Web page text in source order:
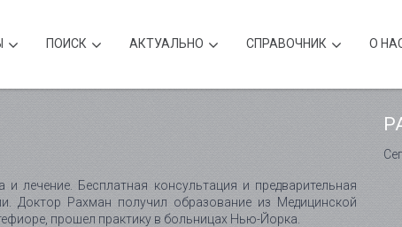
ПОИСК АКТУАЛЬНО CПРАВОЧНИК О
и лечение. Бесплатная консультация и предварительная
Доктор Рахман получил образование из Медицинской
прошел практику в больницах Нью-Йорка.